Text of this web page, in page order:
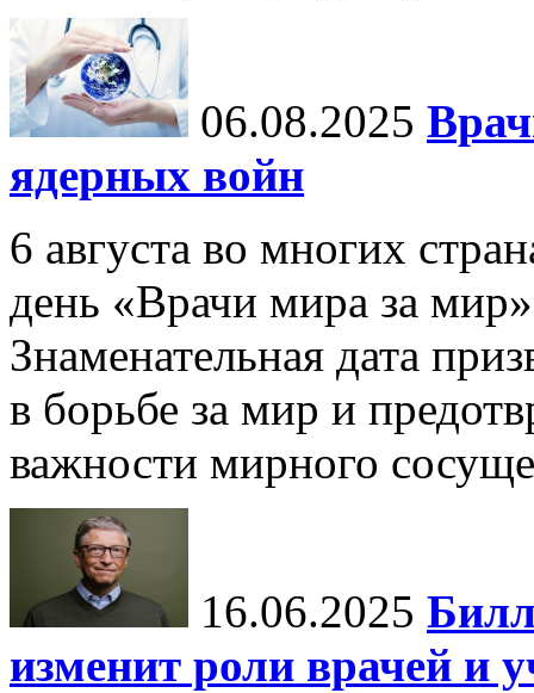
06.08.2025
ядерных войн
6 августа во многих
день «Врачи мира за
Знаменательная дата
в борьбе за мир и
важности мирного
16.06.2025
изменит роли врачей и